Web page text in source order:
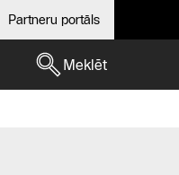
Partneru portāls
Meklēt